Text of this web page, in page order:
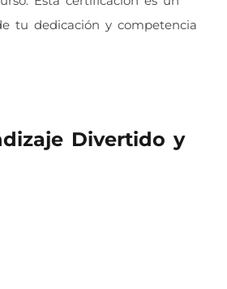
tu dedicación y competencia
Divertido y